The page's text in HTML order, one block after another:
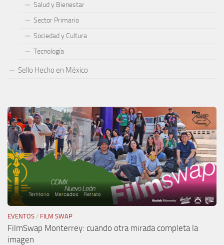
Salud y Bienestar
Sector Primario
Sociedad y Cultura
Tecnología
Sello Hecho en México
EVENTOS / FILM SWAP
FilmSwap Monterrey: cuando otra mirada completa la
imagen